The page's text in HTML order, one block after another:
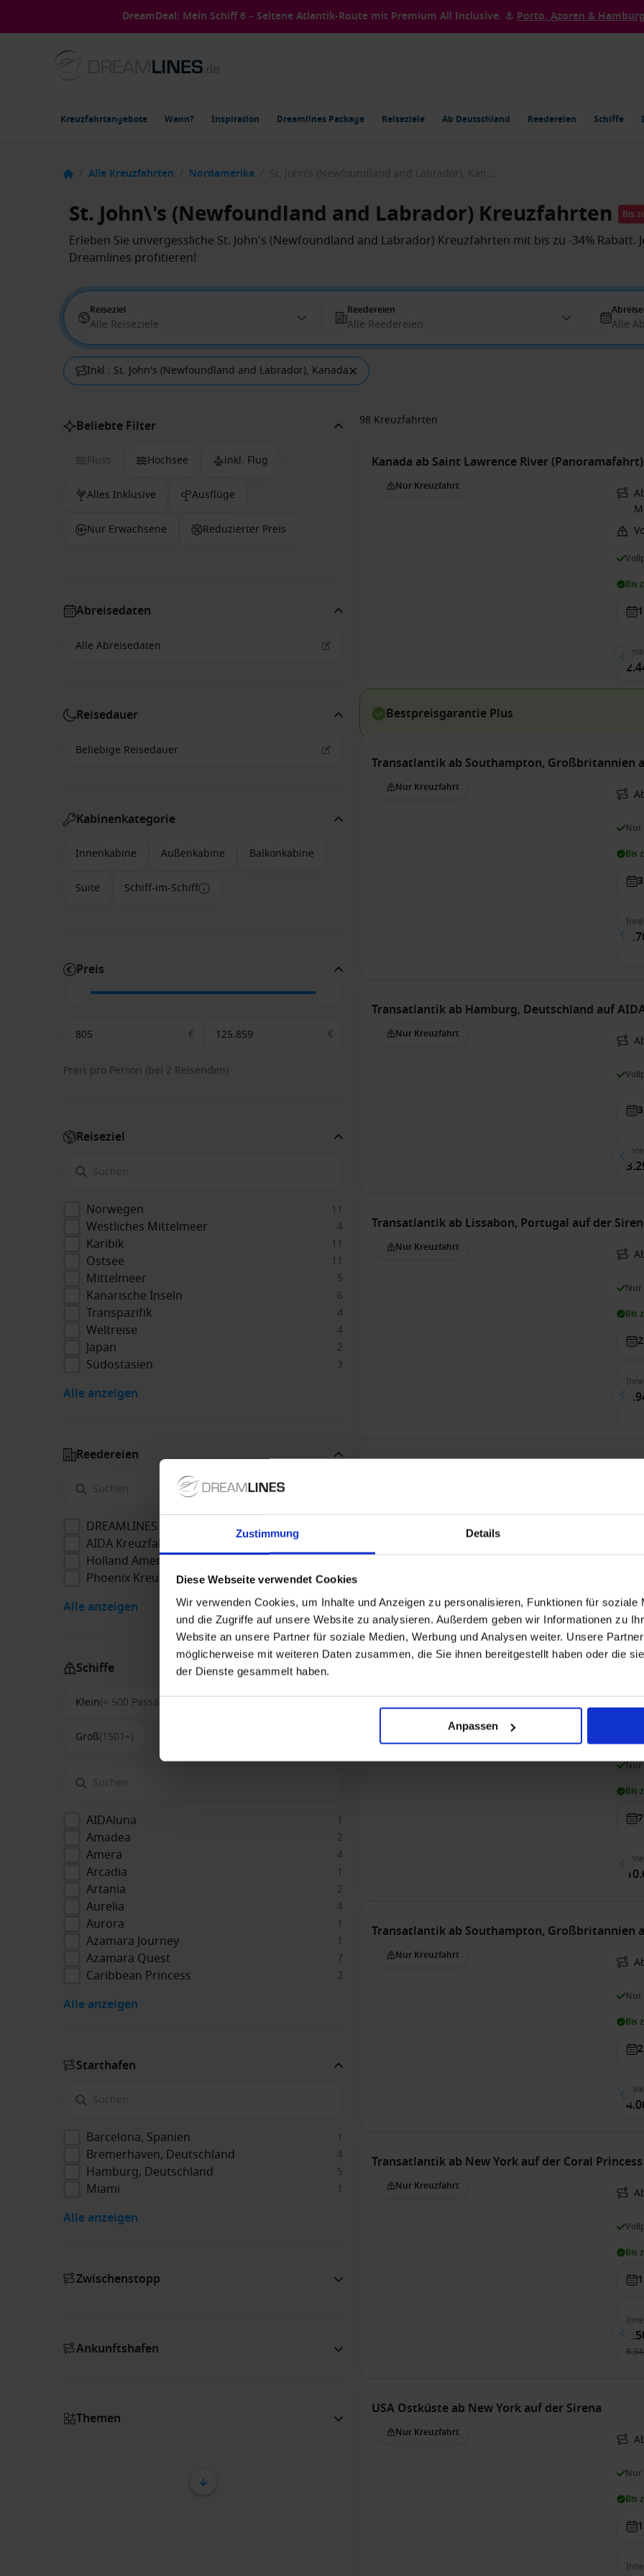
Zustimmung Details
Diese Webseite verwendet Cookies
Wir verwenden Cookies, um Inhalte und Anzeigen zu personalisieren, Funktionen für soziale
und die Zugriffe auf unsere Website zu analysieren. Außerdem geben wir Informationen zu
Website an unsere Partner für soziale Medien, Werbung und Analysen weiter. Unsere
möglicherweise mit weiteren Daten zusammen, die Sie ihnen bereitgestellt haben oder die
der Dienste gesammelt haben.
Anpassen
DreamDeal: Mein Schiff 6 – Seltene Atlantik-Route mit Premium All Inclusive. ⚓ Porto, Azoren &
Kreuzfahrtangebote Wann? Inspiration Dreamlines Package Reiseziele Ab Deutschland Reedereien Schiffe
/ Alle Kreuzfahrten / Nordamerika / St. John's (Newfoundland and Labrador), Kanada
St. John\'s (Newfoundland and Labrador) Kreuzfahrten Bis
Erleben Sie unvergessliche St. John's (Newfoundland and Labrador) Kreuzfahrten mit bis zu -34%
Dreamlines profitieren!
Reiseziel
Alle Reiseziele
Reedereien
Alle Reedereien Alle
Inkl.: St. John's (Newfoundland and Labrador), Kanada
Beliebte Filter
Fluss Hochsee inkl. Flug
Alles Inklusive Ausflüge
Nur Erwachsene Reduzierter Preis
Abreisedaten
Reisedauer
Kabinenkategorie
Innenkabine Außenkabine Balkonkabine
Suite Schiff-im-Schiff
Preis
€ €
Preis pro Person (bei 2 Reisenden)
Reiseziel
Norwegen 11
Westliches Mittelmeer 4
Karibik 11
Ostsee 11
Mittelmeer 5
Kanarische Inseln 6
Transpazifik 4
Weltreise 4
Japan 2
Südostasien 3
Alle anzeigen
Reedereien
DREAMLINES Package
AIDA Kreuzfahrten
Holland America Line 11
Phoenix Kreuzfahrten 8
Alle anzeigen
Schiffe
Klein(< 500 Passagiere) Mittel(500-1500)
Groß(1501+)
AIDAluna 1
Amadea 2
Amera 4
Arcadia 1
Artania 2
Aurelia 4
Aurora 1
Azamara Journey 1
Azamara Quest 7
Caribbean Princess 2
Alle anzeigen
Starthafen
Barcelona, Spanien 1
Bremerhaven, Deutschland 4
Hamburg, Deutschland 5
Miami 1
Alle anzeigen
Zwischenstopp
Ankunftshafen
Themen
98 Kreuzfahrten
Kanada ab Saint Lawrence River
Nur Kreuzfahrt
Bis
Bestpreisgarantie Plus
Transatlantik ab Southampton, Großbritannien
Nur Kreuzfahrt
Nur
Bis
Transatlantik ab Hamburg, Deutschland auf
Nur Kreuzfahrt
Transatlantik ab Lissabon, Portugal auf der
Nur Kreuzfahrt
Nur
Bis
Transatlantik ab Venedig, Italien auf der Sirena
Nur Kreuzfahrt
Nur
Bis
Transatlantik ab Southampton, Großbritannien
Nur Kreuzfahrt
Nur
Bis
Transatlantik ab New York auf der Coral Princess
Nur Kreuzfahrt
Bis
USA Ostküste ab New York auf der Sirena
Nur Kreuzfahrt
Nur
Bis